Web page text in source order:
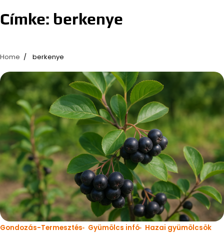
Címke: berkenye
Home berkenye
Gondozás-Termesztés Gyümölcs infó Hazai gyümölcsök